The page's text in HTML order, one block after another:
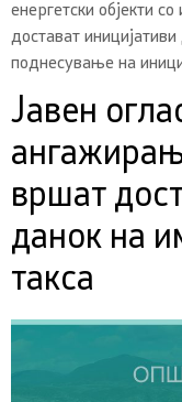
енергетски објекти
достават
поднесување на
Јавен
вршат
данок на
такса